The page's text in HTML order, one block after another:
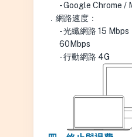
-Google Chrome /
． 網路速度：
-光纖網路 15
60Mbps
-行動網路 4G